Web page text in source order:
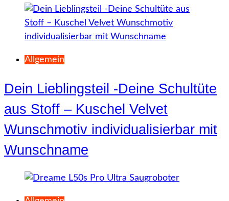
Allgemein
Dein Lieblingsteil -Deine Schultüte
aus Stoff – Kuschel Velvet
Wunschmotiv individualisierbar mit
Wunschname